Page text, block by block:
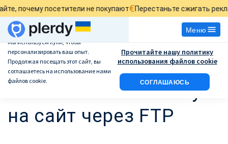
посетители не покупают€Перестаньте сжигать
Меню
Добавление кода
отслеживания Plerdy
на сайт через FTP
Мы используем куки, чтобы
персонализировать ваш опыт.
Продолжая посещать этот сайт, вы
соглашаетесь на использование нами
файлов cookie.
СОГЛАШАЮСЬ
Прочитайте нашу политику
использования файлов cookie